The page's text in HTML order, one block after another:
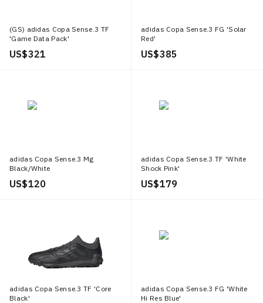
(GS) adidas Copa Sense.3 TF
'Game Data Pack'
US$ 321
adidas Copa Sense.3 FG 'Solar
Red'
US$ 385
adidas Copa Sense.3 Mg
Black/White
US$ 120
adidas Copa Sense.3 TF 'White
Shock Pink'
US$ 179
adidas Copa Sense.3 TF 'Core
Black'
adidas Copa Sense.3 FG 'White
Hi Res Blue'